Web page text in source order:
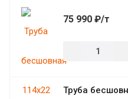
75 990 ₽/т
Труба